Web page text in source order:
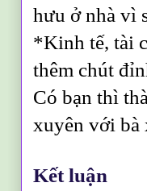
hưu ở nhà vì
*Kinh tế, tài
thêm chút
Có bạn thì
xuyên với bà
Kết luận